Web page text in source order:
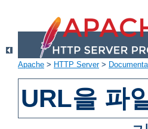
Apache > HTTP Server>
URL을 파